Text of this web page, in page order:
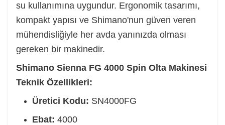
su kullanımına uygundur. Ergonomik tasarımı,
kompakt yapısı ve Shimano'nun güven veren
mühendisliğiyle her avda yanınızda olması
gereken bir makinedir.
Shimano Sienna FG 4000 Spin Olta Makinesi
Teknik Özellikleri:
Üretici Kodu: SN4000FG
Ebat: 4000